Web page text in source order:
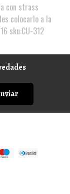
con strass
colocarlo a la
sku:CU-312